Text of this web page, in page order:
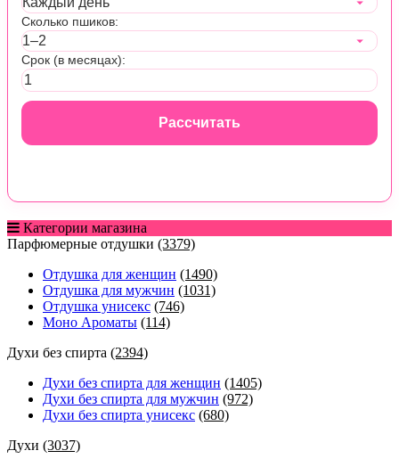
Сколько пшиков:
Срок (в месяцах):
Рассчитать
Категории магазина
Парфюмерные отдушки (3379)
Отдушка для женщин (1490)
Отдушка для мужчин (1031)
Отдушка унисекс (746)
Моно Ароматы (114)
Духи без спирта (2394)
Духи без спирта для женщин (1405)
Духи без спирта для мужчин (972)
Духи без спирта унисекс (680)
Духи (3037)